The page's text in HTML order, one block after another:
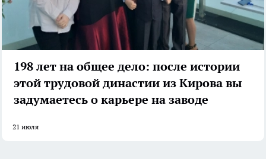
198 лет на общее дело: после истории
этой трудовой династии из Кирова вы
задумаетесь о карьере на заводе
21 июля